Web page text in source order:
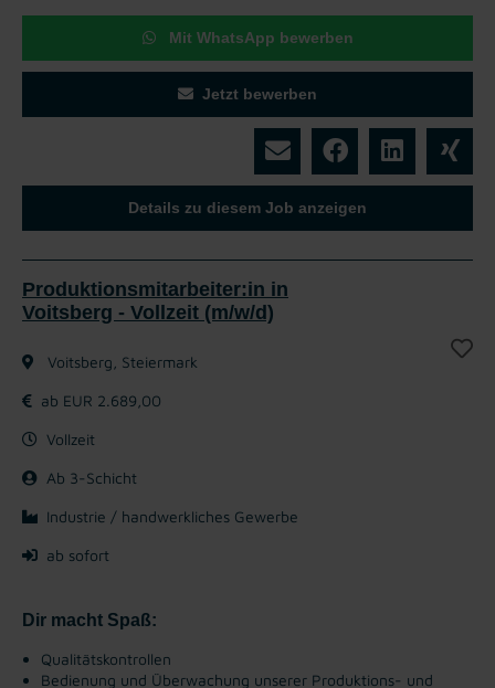
Mit WhatsApp bewerben
Jetzt bewerben
Details zu diesem Job anzeigen
Produktionsmitarbeiter:in in
Voitsberg - Vollzeit (m/w/d)
Voitsberg, Steiermark
ab EUR 2.689,00
Vollzeit
Ab 3-Schicht
Industrie / handwerkliches Gewerbe
ab sofort
Dir macht Spaß:
Qualitätskontrollen
Bedienung und Überwachung unserer Produktions- und